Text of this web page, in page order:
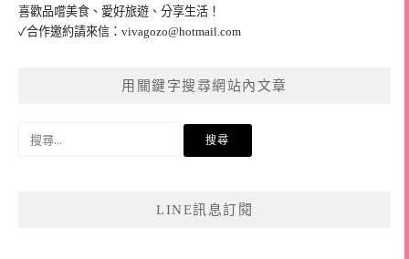
喜歡品嚐美食、愛好旅遊、分享生活！
✓合作邀約請來信： vivagozo@hotmail.com
用關鍵字搜尋網站內文章
LINE訊息訂閱